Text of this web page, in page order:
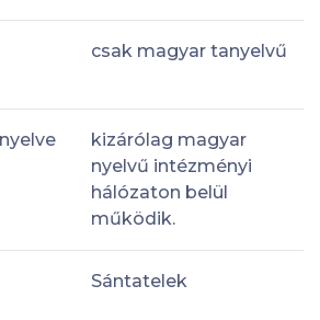
csak magyar tanyelvű
kizárólag magyar
nyelvű intézményi
hálózaton belül
működik.
Sántatelek